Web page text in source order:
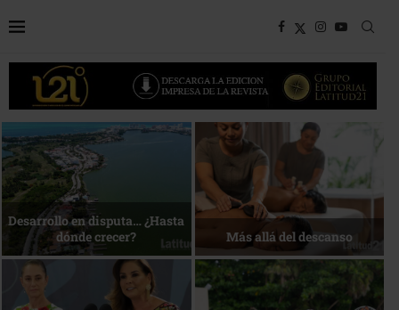
Bottega, un viaje servido a la
mesa
Energía que Impulsa la
competitividad